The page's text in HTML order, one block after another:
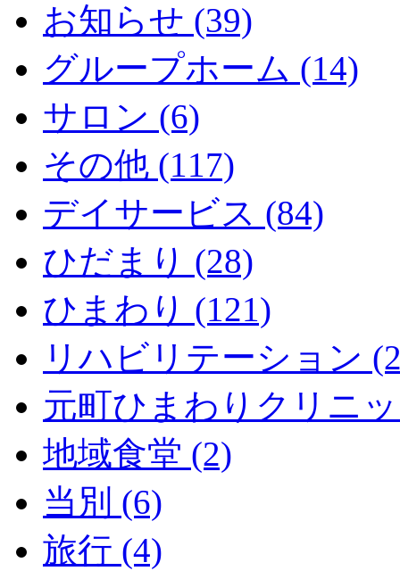
お知らせ (39)
グループホーム (14)
サロン (6)
その他 (117)
デイサービス (84)
ひだまり (28)
ひまわり (121)
リハビリテーション
元町ひまわりクリニ
地域食堂 (2)
当別 (6)
旅行 (4)